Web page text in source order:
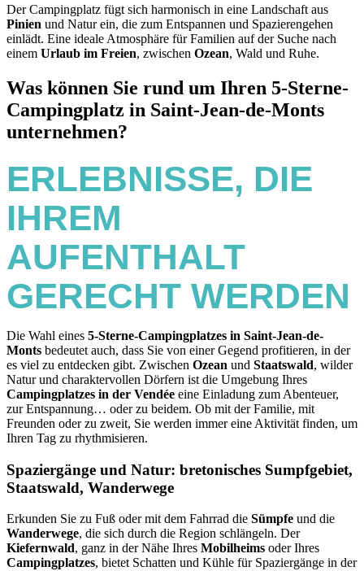
Der Campingplatz fügt sich harmonisch in eine Landschaft aus
Pinien und Natur ein, die zum Entspannen und Spazierengehen
einlädt. Eine ideale Atmosphäre für Familien auf der Suche nach
einem Urlaub im Freien, zwischen Ozean, Wald und Ruhe.
Was können Sie rund um Ihren 5-Sterne-
Campingplatz in Saint-Jean-de-Monts
unternehmen?
ERLEBNISSE, DIE
IHREM
AUFENTHALT
GERECHT WERDEN
Die Wahl eines 5-Sterne-Campingplatzes in Saint-Jean-de-
Monts bedeutet auch, dass Sie von einer Gegend profitieren, in der
es viel zu entdecken gibt. Zwischen Ozean und Staatswald, wilder
Natur und charaktervollen Dörfern ist die Umgebung Ihres
Campingplatzes in der Vendée eine Einladung zum Abenteuer,
zur Entspannung… oder zu beidem. Ob mit der Familie, mit
Freunden oder zu zweit, Sie werden immer eine Aktivität finden, um
Ihren Tag zu rhythmisieren.
Spaziergänge und Natur: bretonisches Sumpfgebiet,
Staatswald, Wanderwege
Erkunden Sie zu Fuß oder mit dem Fahrrad die Sümpfe und die
Wanderwege, die sich durch die Region schlängeln. Der
Kiefernwald, ganz in der Nähe Ihres Mobilheims oder Ihres
Campingplatzes, bietet Schatten und Kühle für Spaziergänge in der